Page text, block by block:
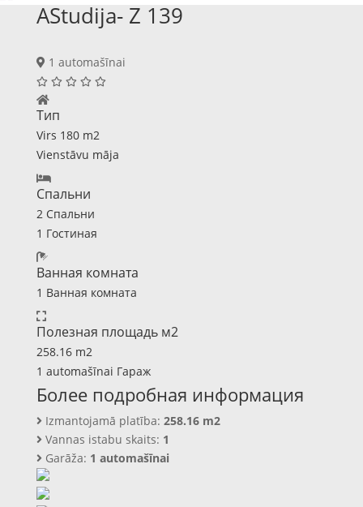
AStudija- Z 139
1 automašīnai
Тип
Virs 180 m2
Vienstāvu māja
Спальни
2 Спальни
1 Гостиная
Ванная комната
1 Ванная комната
Полезная площадь м2
258.16 m2
1 automašīnai Гараж
Более подробная информация
Izmantojamā platība: 258.16 m2
Vannas istabu skaits: 1
Garāža: 1 automašīnai